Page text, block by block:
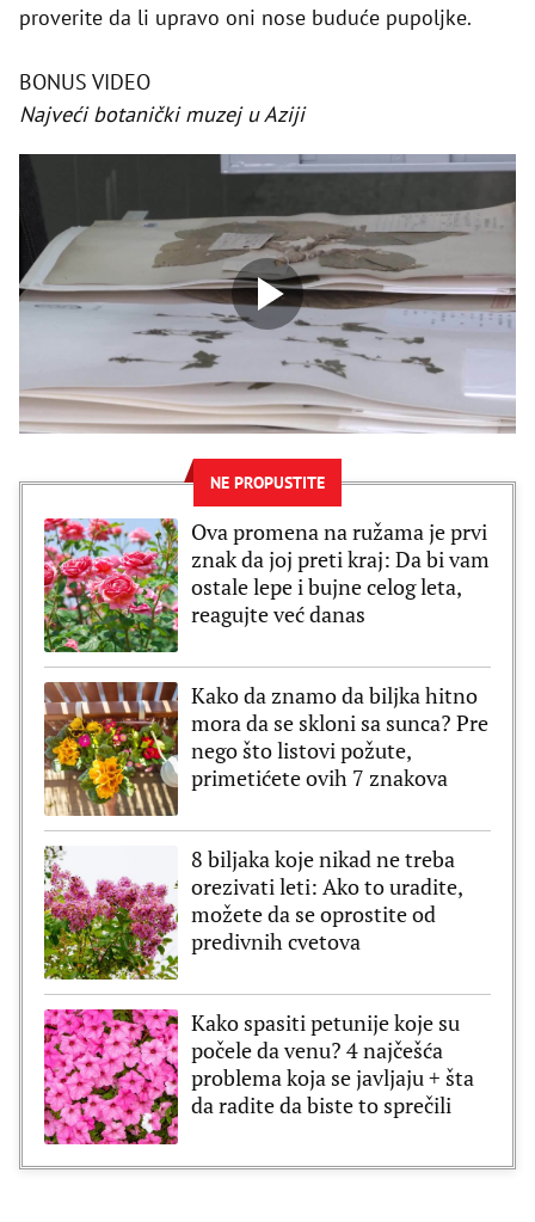
proverite da li upravo oni nose buduće pupoljke.
BONUS VIDEO
Najveći botanički muzej u Aziji
NE PROPUSTITE
Ova promena na ružama je prvi
znak da joj preti kraj: Da bi vam
ostale lepe i bujne celog leta,
reagujte već danas
Kako da znamo da biljka hitno
mora da se skloni sa sunca? Pre
nego što listovi požute,
primetićete ovih 7 znakova
8 biljaka koje nikad ne treba
orezivati leti: Ako to uradite,
možete da se oprostite od
predivnih cvetova
Kako spasiti petunije koje su
počele da venu? 4 najčešća
problema koja se javljaju + šta
da radite da biste to sprečili